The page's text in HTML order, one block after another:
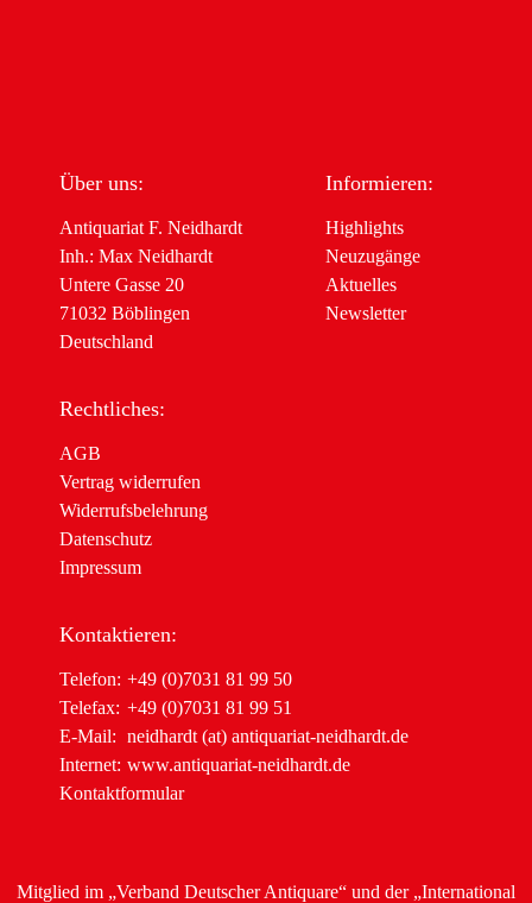
Über uns:
Antiquariat F. Neidhardt
Inh.: Max Neidhardt
Untere Gasse 20
71032 Böblingen
Deutschland
Informieren:
Highlights
Neuzugänge
Aktuelles
Newsletter
Rechtliches:
AGB
Vertrag widerrufen
Widerrufsbelehrung
Datenschutz
Impressum
Kontaktieren:
Telefon: +49 (0)7031 81 99 50
Telefax: +49 (0)7031 81 99 51
E-Mail: neidhardt (at) antiquariat-neidhardt.de
Internet: www.antiquariat-neidhardt.de
Kontaktformular
Mitglied im „Verband Deutscher Antiquare“ und der „International